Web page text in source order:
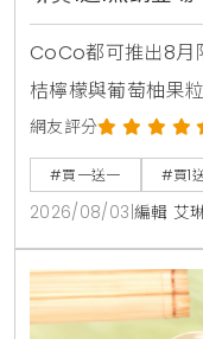
CoCo都可推出8月
桔檸檬與葡萄柚果
上架粉角檸檬冬瓜
週三好友日更祭出
網友評分
#買一送一 #買1
2026/08/03 編輯 艾